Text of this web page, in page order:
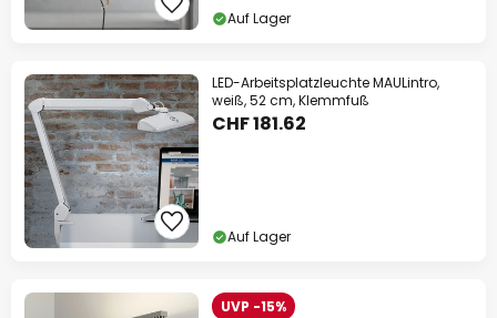
Auf Lager
LED-Arbeitsplatzleuchte MAULintro,
weiß, 52 cm, Klemmfuß
CHF 181.62
Auf Lager
UVP -15%